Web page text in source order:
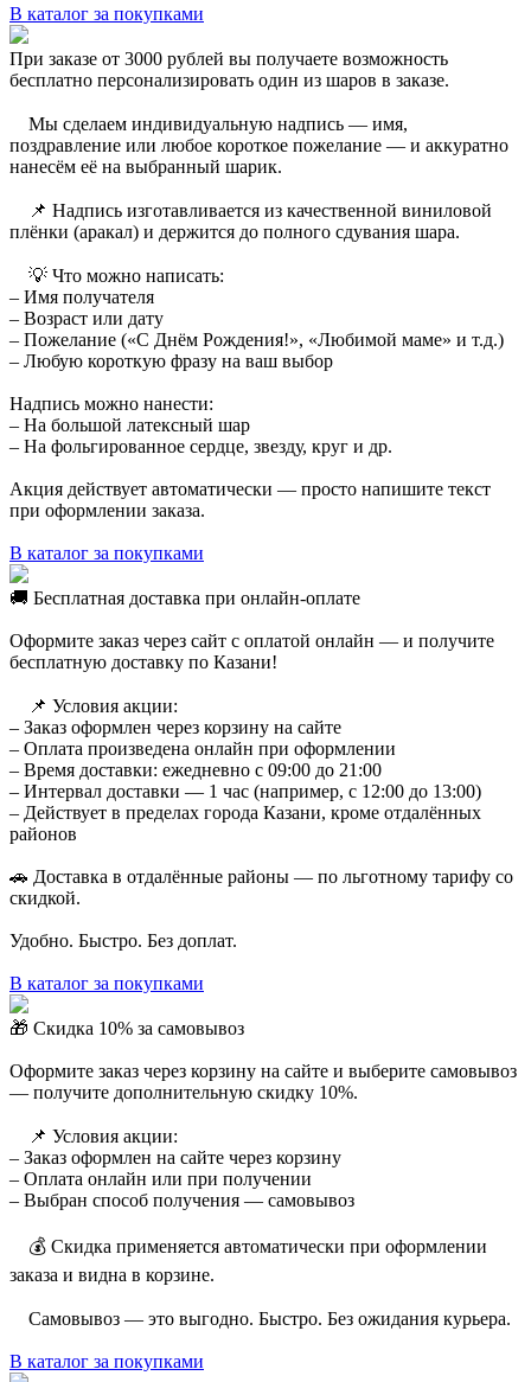
В каталог за покупками
При заказе от 3000 рублей вы получаете возможность
бесплатно персонализировать один из шаров в заказе.
⠀ Мы сделаем индивидуальную надпись — имя,
поздравление или любое короткое пожелание — и аккуратно
нанесём её на выбранный шарик.
⠀ 📌 Надпись изготавливается из качественной виниловой
плёнки (аракал) и держится до полного сдувания шара.
⠀ 💡 Что можно написать:
– Имя получателя
– Возраст или дату
– Пожелание («С Днём Рождения!», «Любимой маме» и т.д.)
– Любую короткую фразу на ваш выбор
Надпись можно нанести:
– На большой латексный шар
– На фольгированное сердце, звезду, круг и др.
Акция действует автоматически — просто напишите текст
при оформлении заказа.
В каталог за покупками
🚚 Бесплатная доставка при онлайн-оплате
Оформите заказ через сайт с оплатой онлайн — и получите
бесплатную доставку по Казани!
⠀ 📌 Условия акции:
– Заказ оформлен через корзину на сайте
– Оплата произведена онлайн при оформлении
– Время доставки: ежедневно с 09:00 до 21:00
– Интервал доставки — 1 час (например, с 12:00 до 13:00)
– Действует в пределах города Казани, кроме отдалённых
районов
🚗 Доставка в отдалённые районы — по льготному тарифу со
скидкой.
Удобно. Быстро. Без доплат.
В каталог за покупками
🎁 Скидка 10% за самовывоз
Оформите заказ через корзину на сайте и выберите самовывоз
— получите дополнительную скидку 10%.
⠀ 📌 Условия акции:
– Заказ оформлен на сайте через корзину
– Оплата онлайн или при получении
– Выбран способ получения — самовывоз
⠀ 💰 Скидка применяется автоматически при оформлении
заказа и видна в корзине.
⠀ Самовывоз — это выгодно. Быстро. Без ожидания курьера.
В каталог за покупками